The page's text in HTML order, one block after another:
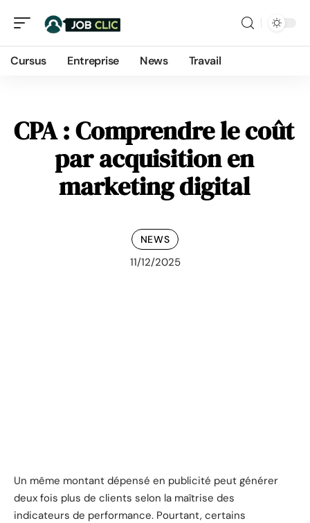
Cursus Entreprise News Travail
CPA : Comprendre le coût
par acquisition en
marketing digital
NEWS
11/12/2025
Un même montant dépensé en publicité peut générer
deux fois plus de clients selon la maîtrise des
indicateurs de performance. Pourtant, certains